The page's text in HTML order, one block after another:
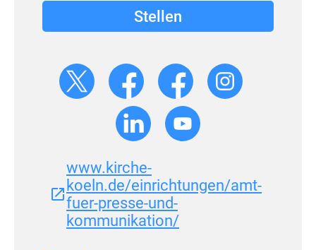
Stellen
www.kirche-
koeln.de/einrichtungen/amt-
fuer-presse-und-
kommunikation/